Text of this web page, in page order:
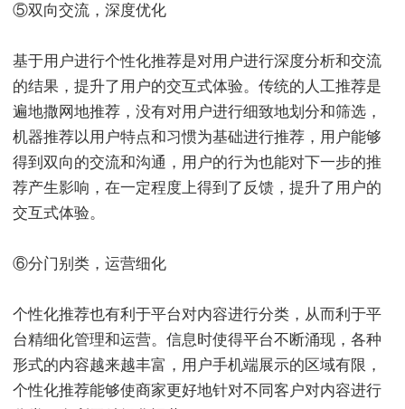
⑤双向交流，深度优化
基于用户进行个性化推荐是对用户进行深度分析和交流
的结果，提升了用户的交互式体验。传统的人工推荐是
遍地撒网地推荐，没有对用户进行细致地划分和筛选，
机器推荐以用户特点和习惯为基础进行推荐，用户能够
得到双向的交流和沟通，用户的行为也能对下一步的推
荐产生影响，在一定程度上得到了反馈，提升了用户的
交互式体验。
⑥分门别类，运营细化
个性化推荐也有利于平台对内容进行分类，从而利于平
台精细化管理和运营。信息时使得平台不断涌现，各种
形式的内容越来越丰富，用户手机端展示的区域有限，
个性化推荐能够使商家更好地针对不同客户对内容进行